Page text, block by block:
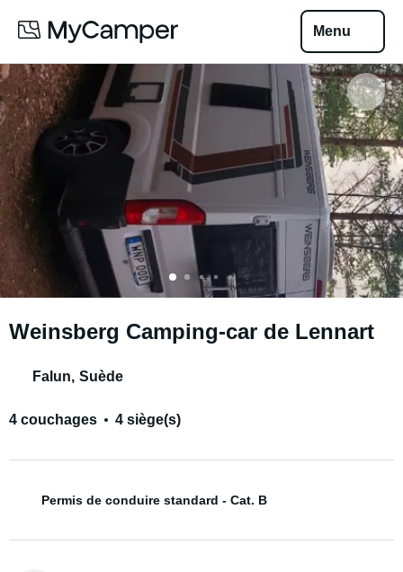
Menu
Weinsberg Camping-car de Lennart
Falun, Suède
4 couchages 4 siège(s)
Permis de conduire standard - Cat. B